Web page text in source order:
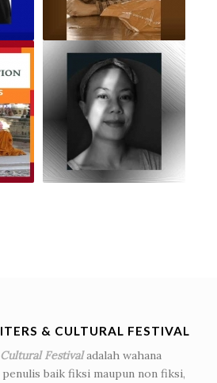
& CULTURAL FESTIVAL
Festivaladalah wahana
baik fiksi maupun non fiksi,